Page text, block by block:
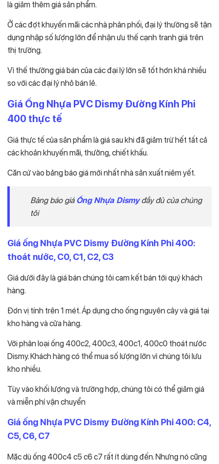
là giảm thêm giá sản phẩm.
Ở các đợt khuyến mãi các nhà phân phối, đại lý thường sẽ tận
dụng nhập số lượng lớn để nhận ưu thế cạnh tranh giá trên
thị trường.
Vì thế thường giá bán của các đại lý lớn sẽ tốt hơn khá nhiều
so với các đại lý nhỏ bán lẻ.
Giá Ống Nhựa PVC Dismy Đường Kính Phi
400 thực tế
Giá thực tế của sản phẩm là giá sau khi đã giảm trừ hết tất cả
các khoản khuyến mãi, thưởng, chiết khấu.
Căn cứ vào bảng báo giá mới nhất nhà sản xuất niêm yết.
Bảng báo giá Ống Nhựa Dismyđầy đủ của chúng
tôi
Giá ống Nhựa PVC Dismy Đường Kính Phi 400:
thoát nước, C0, C1, C2, C3
Giá dưới đây là giá bán chúng tôi cam kết bán tới quý khách
hàng.
Đơn vị tính trên 1 mét. Áp dụng cho ống nguyên cây và giá tại
kho hàng và cửa hàng.
Với phân loại ống 400c2, 400c3, 400c1, 400c0 thoát nước
Dismy. Khách hàng có thể mua số lượng lớn vì chúng tôi lưu
kho nhiều.
Tùy vào khối lượng và trường hợp, chúng tôi có thể giảm giá
và miễn phí vận chuyển
Giá ống Nhựa PVC Dismy Đường Kính Phi 400: C4,
C5, C6, C7
Mặc dù ống 400c4 c5 c6 c7 rất ít dùng đến. Nhưng nó cũng